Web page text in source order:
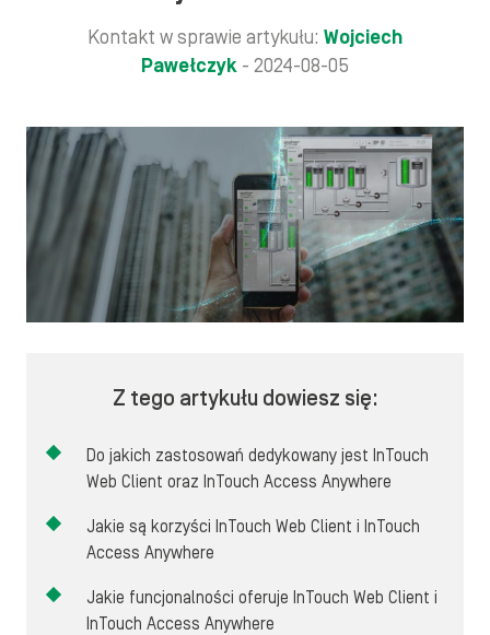
Kontakt w sprawie artykułu: Wojciech
Pawełczyk - 2024-08-05
Z tego artykułu dowiesz się:
Do jakich zastosowań dedykowany jest InTouch
Web Client oraz InTouch Access Anywhere
Jakie są korzyści InTouch Web Client i InTouch
Access Anywhere
Jakie funcjonalności oferuje InTouch Web Client i
InTouch Access Anywhere